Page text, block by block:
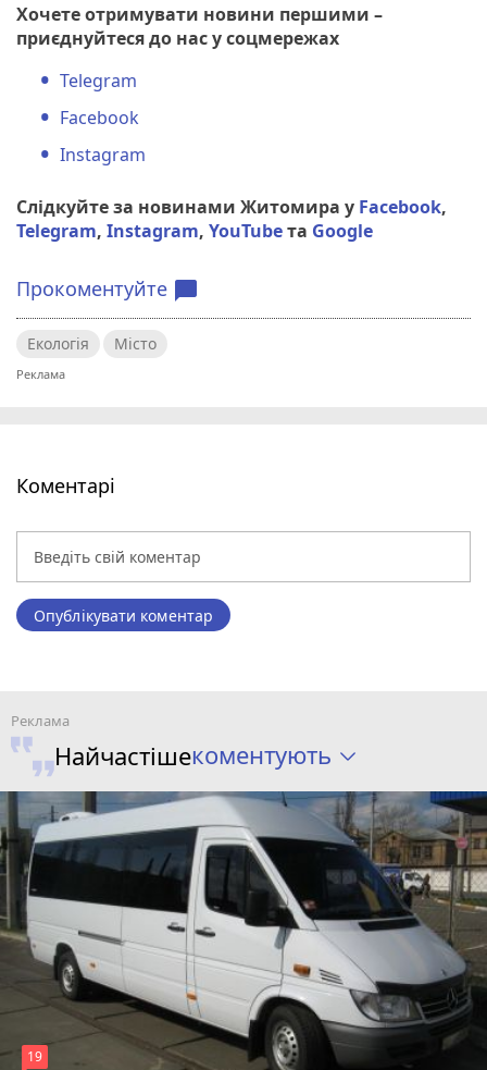
Хочете отримувати новини першими –
приєднуйтеся до нас у соцмережах
Telegram
Facebook
Instagram
Слідкуйте за новинами Житомира у Facebook,
Telegram, Instagram, YouTubeта Google
Прокоментуйте chat_bubble
Екологія Місто
Коментарі
Опублікувати коментар
Найчастішекоментують
19